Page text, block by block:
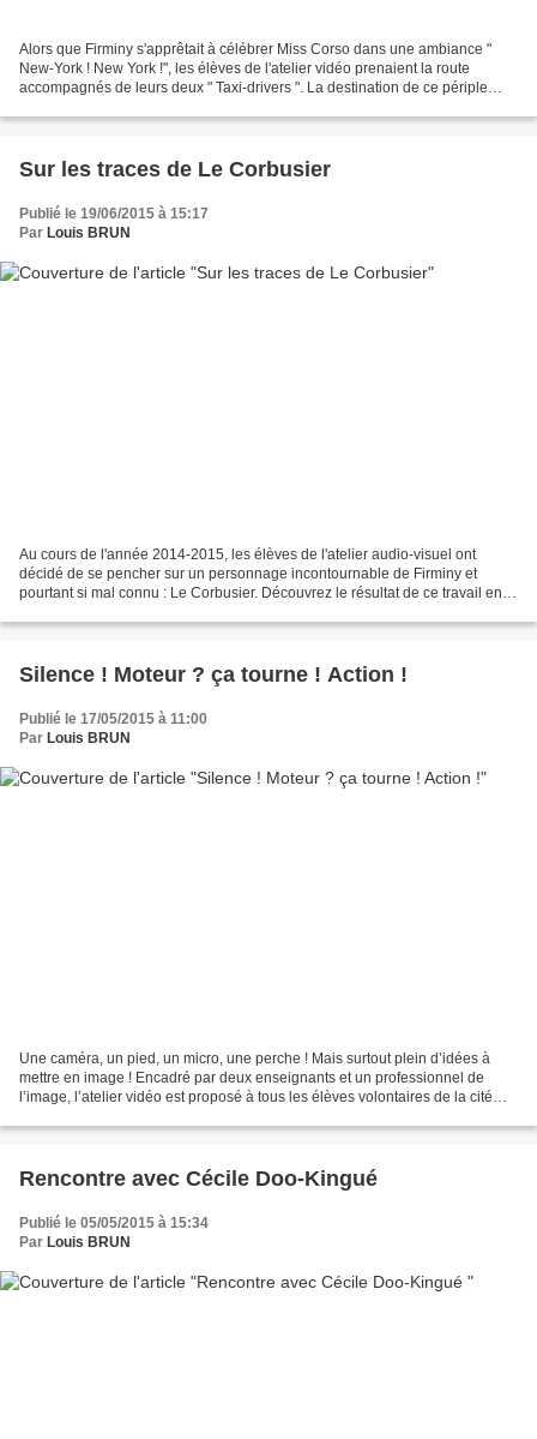
Alors que Firminy s'apprêtait à célébrer Miss Corso dans une ambiance "
New-York ! New York !", les élèves de l'atelier vidéo prenaient la route
accompagnés de leurs deux " Taxi-drivers ". La destination de ce périple
Sur les traces de Le Corbusier
Publié le 19/06/2015 à 15:17
Par Louis BRUN
Au cours de l'année 2014-2015, les élèves de l'atelier audio-visuel ont
décidé de se pencher sur un personnage incontournable de Firminy et
pourtant si mal connu : Le Corbusier. Découvrez le résultat de ce travail en
Silence ! Moteur ? ça tourne ! Action !
Publié le 17/05/2015 à 11:00
Par Louis BRUN
Une caméra, un pied, un micro, une perche ! Mais surtout plein d’idées à
mettre en image ! Encadré par deux enseignants et un professionnel de
l’image, l’atelier vidéo est proposé à tous les élèves volontaires de la cité
Rencontre avec Cécile Doo-Kingué
Publié le 05/05/2015 à 15:34
Par Louis BRUN